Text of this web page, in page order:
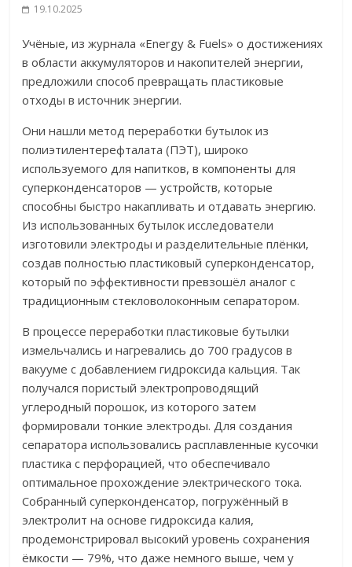
19.10.2025
Учёные, из журнала «Energy & Fuels» о достижениях
в области аккумуляторов и накопителей энергии,
предложили способ превращать пластиковые
отходы в источник энергии.
Они нашли метод переработки бутылок из
полиэтилентерефталата (ПЭТ), широко
используемого для напитков, в компоненты для
суперконденсаторов — устройств, которые
способны быстро накапливать и отдавать энергию.
Из использованных бутылок исследователи
изготовили электроды и разделительные плёнки,
создав полностью пластиковый суперконденсатор,
который по эффективности превзошёл аналог с
традиционным стекловолоконным сепаратором.
В процессе переработки пластиковые бутылки
измельчались и нагревались до 700 градусов в
вакууме с добавлением гидроксида кальция. Так
получался пористый электропроводящий
углеродный порошок, из которого затем
формировали тонкие электроды. Для создания
сепаратора использовались расплавленные кусочки
пластика с перфорацией, что обеспечивало
оптимальное прохождение электрического тока.
Собранный суперконденсатор, погружённый в
электролит на основе гидроксида калия,
продемонстрировал высокий уровень сохранения
ёмкости — 79%, что даже немного выше, чем у